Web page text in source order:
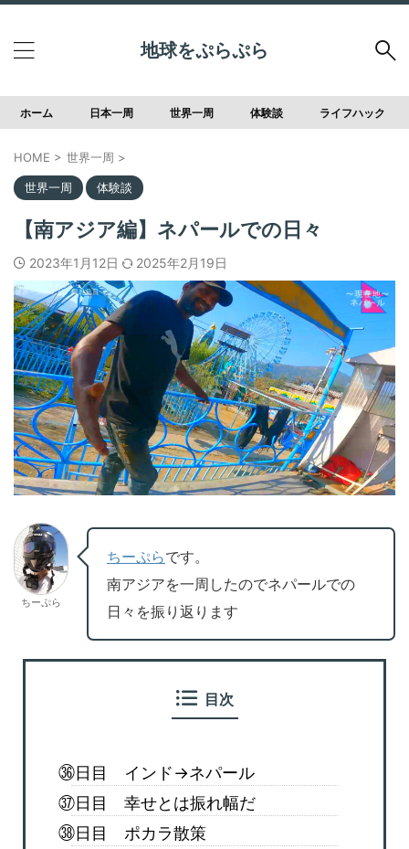
地球をぷらぷら
ホーム 日本一周 世界一周 体験談 ライフハック
HOME > 世界一周 >
世界一周 体験談
【南アジア編】ネパールでの日々
2023年1月12日 2025年2月19日
ちーぷら
ちーぷらです。
南アジアを一周したのでネパールでの
日々を振り返ります
目次
㊱日目 インド→ネパール
㊲日目 幸せとは振れ幅だ
㊳日目 ポカラ散策